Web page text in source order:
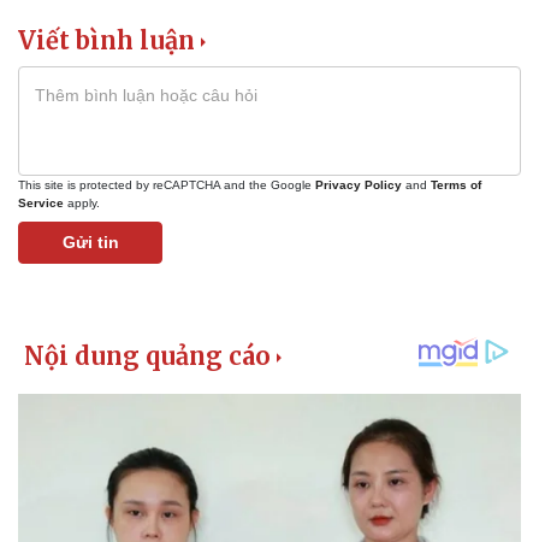
Bất động sản
Khởi nghiệp
Thị trường
Giá vàng
Tiêu dùng
Viết bình luận
This site is protected by reCAPTCHA and the Google Privacy Policy and Terms of
Service apply.
Gửi tin